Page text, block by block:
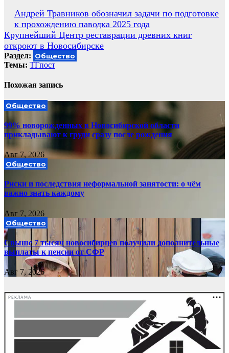
Навигация
по
записям
Андрей Травников обозначил задачи по подготовке
к прохождению паводка 2025 года
Крупнейший Центр реставрации древних книг
откроют в Новосибирске
Раздел: Общество
Темы: ТГпост
Похожая запись
Общество
99% новорожденных в Новосибирской области
прикладывают к груди сразу после рождения
Авг 7, 2026
Общество
Риски и последствия неформальной занятости: о чём
важно знать каждому
Авг 7, 2026
Общество
Свыше 7 тысяч новосибирцев получили дополнительные
выплаты к пенсии от СФР
Авг 7, 2026
РЕКЛАМА